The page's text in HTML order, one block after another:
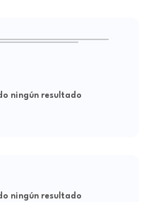
ningún resultado
ningún resultado